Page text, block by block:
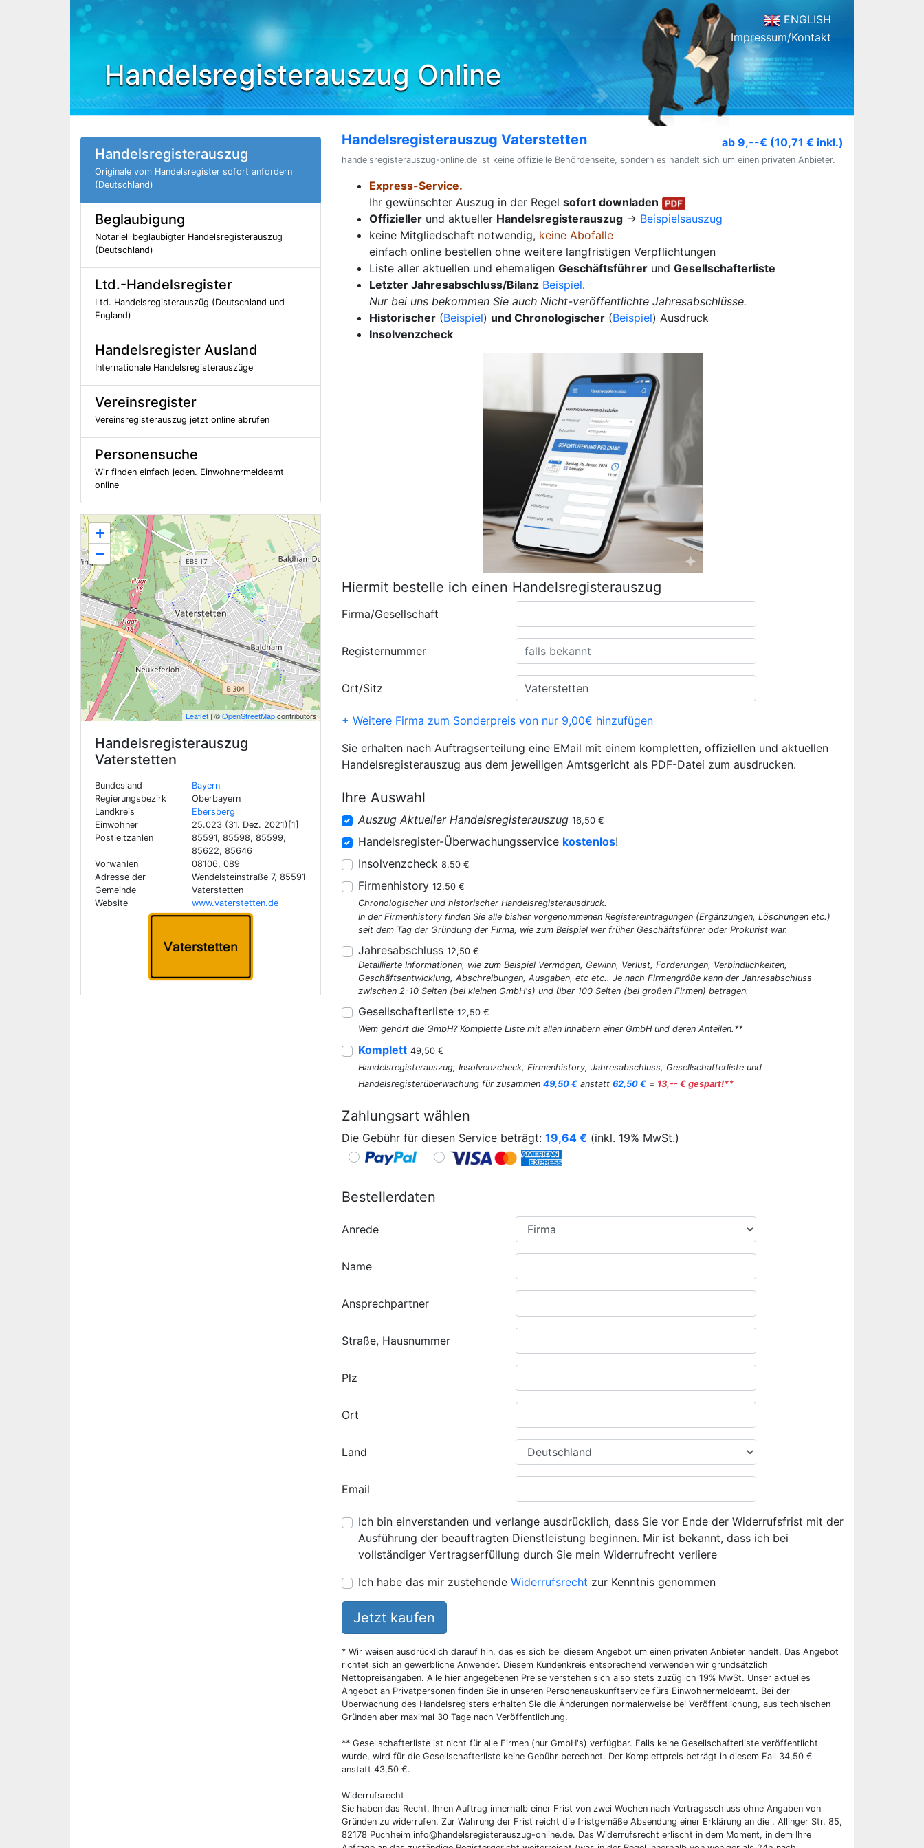
Handelsregisterauszug Online
ENGLISH
Impressum/Kontakt
Handelsregisterauszug
Originale vom Handelsregister sofort anfordern
(Deutschland)
Beglaubigung
Notariell beglaubigter Handelsregisterauszug
(Deutschland)
Ltd.-Handelsregister
Ltd. Handelsregisterauszüg (Deutschland und
England)
Handelsregister Ausland
Internationale Handelsregisterauszüge
Vereinsregister
Vereinsregisterauszug jetzt online abrufen
Personensuche
Wir finden einfach jeden. Einwohnermeldeamt
online
+
−
Leaflet | ©OpenStreetMapcontributors
Handelsregisterauszug
Vaterstetten
Bundesland
Bayern
Regierungsbezirk
Oberbayern
Landkreis
Ebersberg
Einwohner
25.023 (31. Dez. 2021)[1]
Postleitzahlen
85591, 85598, 85599,
85622, 85646
Vorwahlen
08106, 089
Adresse der
Gemeinde
Wendelsteinstraße 7, 85591
Vaterstetten
Website
www.vaterstetten.de
Handelsregisterauszug Vaterstetten ab 9,--€ (10,71 € inkl.)
handelsregisterauszug-online.de ist keine offizielle Behördenseite, sondern es handelt sich um einen privaten Anbieter.
Express-Service.
Ihr gewünschter Auszug in der Regel sofort downladen
Offizieller und aktueller Handelsregisterauszug → Beispielsauszug
keine Mitgliedschaft notwendig, keine Abofalle
einfach online bestellen ohne weitere langfristigen Verpflichtungen
Liste aller aktuellen und ehemaligen Geschäftsführer und Gesellschafterliste
Letzter Jahresabschluss/Bilanz Beispiel.
Nur bei uns bekommen Sie auch Nicht-veröffentlichte Jahresabschlüsse.
Historischer (Beispiel) und Chronologischer (Beispiel) Ausdruck
Insolvenzcheck
Hiermit bestelle ich einen Handelsregisterauszug
Firma/Gesellschaft
Registernummer
Ort/Sitz
+ Weitere Firma zum Sonderpreis von nur 9,00€ hinzufügen
Sie erhalten nach Auftragserteilung eine EMail mit einem kompletten, offiziellen und aktuellen
Handelsregisterauszug aus dem jeweiligen Amtsgericht als PDF-Datei zum ausdrucken.
Ihre Auswahl
Auszug Aktueller Handelsregisterauszug 16,50 €
Handelsregister-Überwachungsservice kostenlos!
Insolvenzcheck 8,50 €
Firmenhistory 12,50 €
Chronologischer und historischer Handelsregisterausdruck.
In der Firmenhistory finden Sie alle bisher vorgenommenen Registereintragungen (Ergänzungen, Löschungen etc.)
seit dem Tag der Gründung der Firma, wie zum Beispiel wer früher Geschäftsführer oder Prokurist war.
Jahresabschluss 12,50 €
Detaillierte Informationen, wie zum Beispiel Vermögen, Gewinn, Verlust, Forderungen, Verbindlichkeiten,
Geschäftsentwicklung, Abschreibungen, Ausgaben, etc etc.. Je nach Firmengröße kann der Jahresabschluss
zwischen 2-10 Seiten (bei kleinen GmbH's) und über 100 Seiten (bei großen Firmen) betragen.
Gesellschafterliste 12,50 €
Wem gehört die GmbH? Komplette Liste mit allen Inhabern einer GmbH und deren Anteilen.**
Komplett 49,50 €
Handelsregisterauszug, Insolvenzcheck, Firmenhistory, Jahresabschluss, Gesellschafterliste und
Handelsregisterüberwachung für zusammen 49,50 € anstatt 62,50 € = 13,-- € gespart!**
Zahlungsart wählen
Die Gebühr für diesen Service beträgt: 19,64 € (inkl. 19% MwSt.)
Bestellerdaten
Anrede
Name
Ansprechpartner
Straße, Hausnummer
Plz
Ort
Land
Email
Ich bin einverstanden und verlange ausdrücklich, dass Sie vor Ende der Widerrufsfrist mit der
Ausführung der beauftragten Dienstleistung beginnen. Mir ist bekannt, dass ich bei
vollständiger Vertragserfüllung durch Sie mein Widerrufrecht verliere
Ich habe das mir zustehende Widerrufsrecht zur Kenntnis genommen
Jetzt kaufen
* Wir weisen ausdrücklich darauf hin, das es sich bei diesem Angebot um einen privaten Anbieter handelt. Das Angebot
richtet sich an gewerbliche Anwender. Diesem Kundenkreis entsprechend verwenden wir grundsätzlich
Nettopreisangaben. Alle hier angegebenen Preise verstehen sich also stets zuzüglich 19% MwSt. Unser aktuelles
Angebot an Privatpersonen finden Sie in unseren Personenauskunftservice fürs Einwohnermeldeamt. Bei der
Überwachung des Handelsregisters erhalten Sie die Änderungen normalerweise bei Veröffentlichung, aus technischen
Gründen aber maximal 30 Tage nach Veröffentlichung.
** Gesellschafterliste ist nicht für alle Firmen (nur GmbH's) verfügbar. Falls keine Gesellschafterliste veröffentlicht
wurde, wird für die Gesellschafterliste keine Gebühr berechnet. Der Komplettpreis beträgt in diesem Fall 34,50 €
anstatt 43,50 €.
Widerrufsrecht
Sie haben das Recht, Ihren Auftrag innerhalb einer Frist von zwei Wochen nach Vertragsschluss ohne Angaben von
Gründen zu widerrufen. Zur Wahrung der Frist reicht die fristgemäße Absendung einer Erklärung an die , Allinger Str. 85,
82178 Puchheim info@handelsregisterauszug-online.de. Das Widerrufsrecht erlischt in dem Moment, in dem Ihre